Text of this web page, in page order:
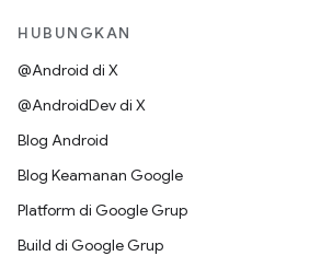
HUBUNGKAN
@Android di X
@AndroidDev di X
Blog Android
Blog Keamanan Google
Platform di Google Grup
Build di Google Grup